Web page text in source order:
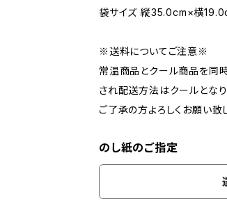
袋サイズ 縦35.0cm×横
※送料についてご注意※
常温商品とクール商品を同
され配送方法はクールとなり
ご了承の方よろしくお願い致
のし紙のご指定